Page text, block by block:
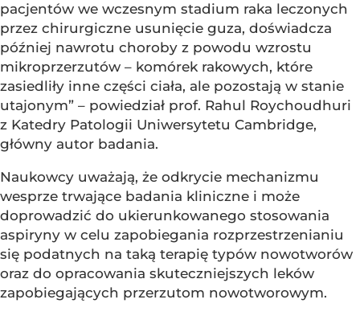
pacjentów we wczesnym stadium raka leczonych
przez chirurgiczne usunięcie guza, doświadcza
później nawrotu choroby z powodu wzrostu
mikroprzerzutów – komórek rakowych, które
zasiedliły inne części ciała, ale pozostają w stanie
utajonym” – powiedział prof. Rahul Roychoudhuri
z Katedry Patologii Uniwersytetu Cambridge,
główny autor badania.
Naukowcy uważają, że odkrycie mechanizmu
wesprze trwające badania kliniczne i może
doprowadzić do ukierunkowanego stosowania
aspiryny w celu zapobiegania rozprzestrzenianiu
się podatnych na taką terapię typów nowotworów
oraz do opracowania skuteczniejszych leków
zapobiegających przerzutom nowotworowym.